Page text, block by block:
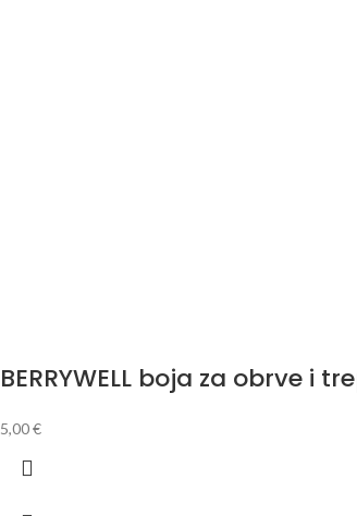
BERRYWELL boja za obrve i
5,00€